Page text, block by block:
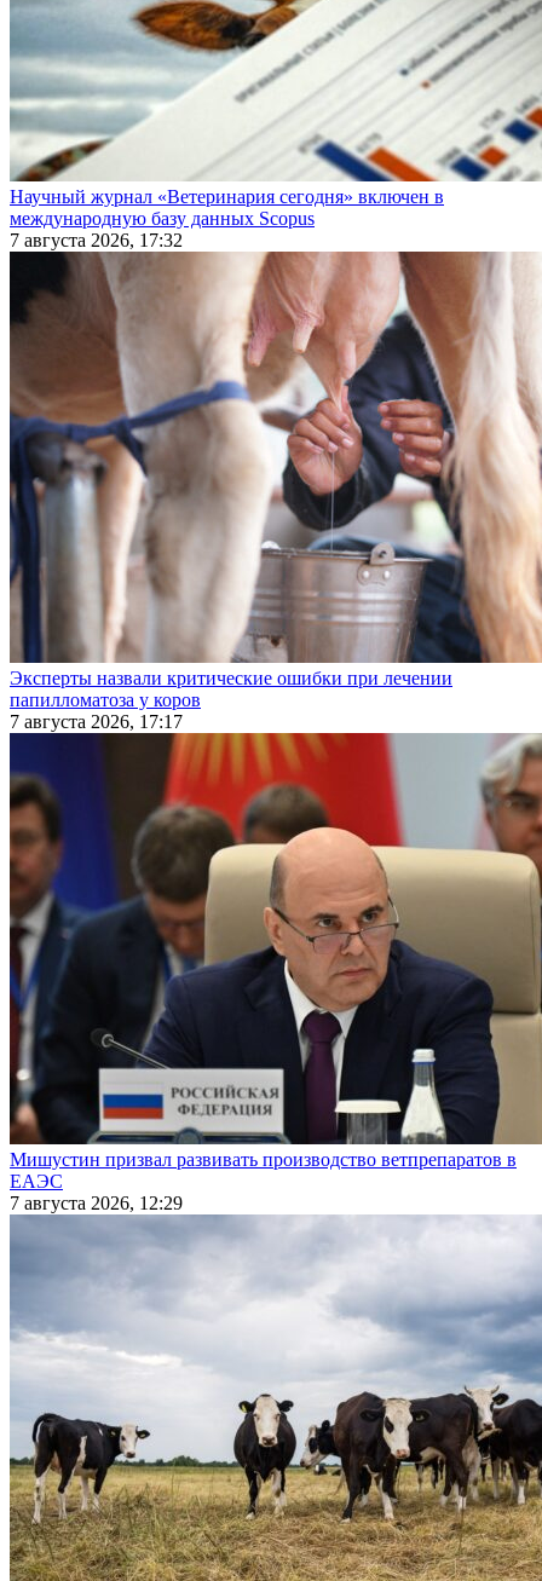
Научный журнал «Ветеринария сегодня» включен в
международную базу данных Scopus
7 августа 2026, 17:32
Эксперты назвали критические ошибки при лечении
папилломатоза у коров
7 августа 2026, 17:17
Мишустин призвал развивать производство ветпрепаратов в
ЕАЭС
7 августа 2026, 12:29